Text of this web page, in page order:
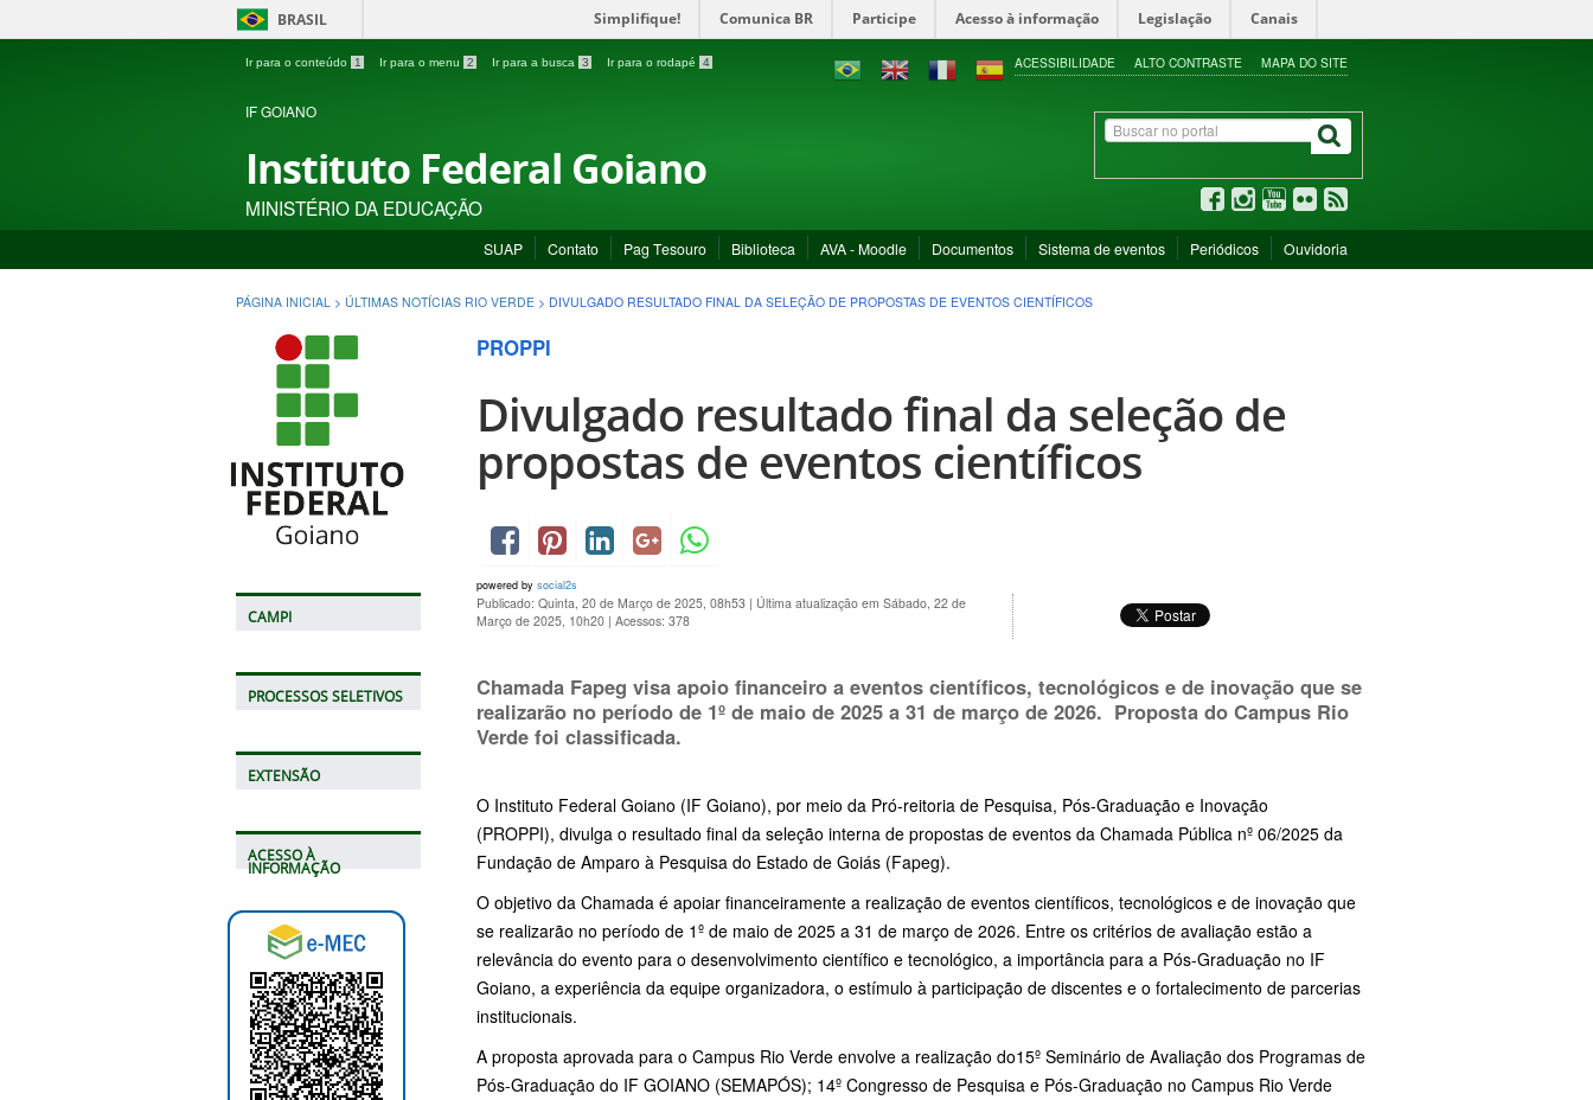
BRASIL Simplifique! Comunica BR Participe Acesso à informação Legislação Canais
Ir para o conteúdo 1 Ir para o menu 2 Ir para a busca 3 Ir para o rodapé 4 ACESSIBILIDADE ALTO CONTRASTE MAPA DO SITE
IF GOIANO
Instituto Federal Goiano
MINISTÉRIO DA EDUCAÇÃO
SUAP Contato Pag Tesouro Biblioteca AVA - Moodle Documentos Sistema de eventos Periódicos Ouvidoria
PÁGINA INICIAL > ÚLTIMAS NOTÍCIAS RIO VERDE > DIVULGADO RESULTADO FINAL DA SELEÇÃO DE PROPOSTAS DE EVENTOS CIENTÍFICOS
CAMPI
PROCESSOS SELETIVOS
EXTENSÃO
ACESSO À
INFORMAÇÃO
PROPPI
Divulgado resultado final da seleção de
propostas de eventos científicos
powered by social2s
Publicado: Quinta, 20 de Março de 2025, 08h53 | Última atualização em Sábado, 22 de
Março de 2025, 10h20 | Acessos: 378
Chamada Fapeg visa apoio financeiro a eventos científicos, tecnológicos e de inovação que se
realizarão no período de 1º de maio de 2025 a 31 de março de 2026. Proposta do Campus Rio
Verde foi classificada.
O Instituto Federal Goiano (IF Goiano), por meio da Pró-reitoria de Pesquisa, Pós-Graduação e Inovação
(PROPPI), divulga o resultado final da seleção interna de propostas de eventos da Chamada Pública nº 06/2025 da
Fundação de Amparo à Pesquisa do Estado de Goiás (Fapeg).
O objetivo da Chamada é apoiar financeiramente a realização de eventos científicos, tecnológicos e de inovação que
se realizarão no período de 1º de maio de 2025 a 31 de março de 2026. Entre os critérios de avaliação estão a
relevância do evento para o desenvolvimento científico e tecnológico, a importância para a Pós-Graduação no IF
Goiano, a experiência da equipe organizadora, o estímulo à participação de discentes e o fortalecimento de parcerias
institucionais.
A proposta aprovada para o Campus Rio Verde envolve a realização do15º Seminário de Avaliação dos Programas de
Pós-Graduação do IF GOIANO (SEMAPÓS); 14º Congresso de Pesquisa e Pós-Graduação no Campus Rio Verde